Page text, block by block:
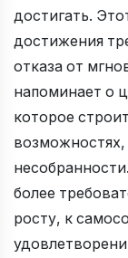
достигать.
достижения
отказа от
напоминает о
которое
возможностях,
более
росту, к